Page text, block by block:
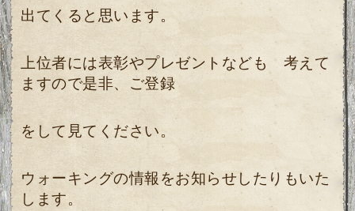
出てくると思います。
上位者には表彰やプレゼントなども 考えて
ますので是非、ご登録
をして見てください。
ウォーキングの情報をお知らせしたりもいた
します。